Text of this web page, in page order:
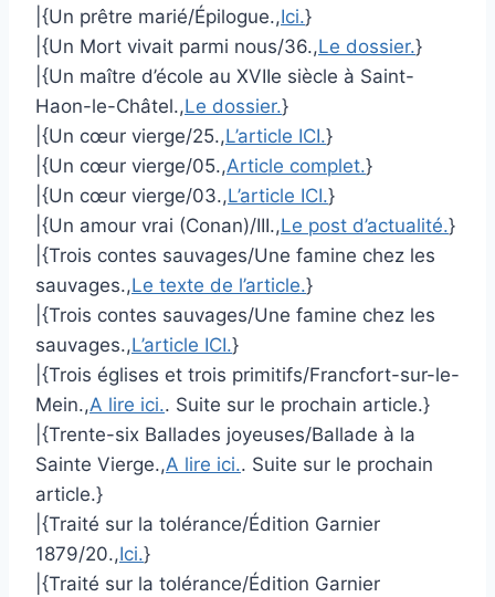
|{Un prêtre marié/Épilogue.,Ici.}
|{Un Mort vivait parmi nous/36.,Le dossier.}
|{Un maître d’école au XVIIe siècle à Saint-
Haon-le-Châtel.,Le dossier.}
|{Un cœur vierge/25.,L’article ICI.}
|{Un cœur vierge/05.,Article complet.}
|{Un cœur vierge/03.,L’article ICI.}
|{Un amour vrai (Conan)/III.,Le post d’actualité.}
|{Trois contes sauvages/Une famine chez les
sauvages.,Le texte de l’article.}
|{Trois contes sauvages/Une famine chez les
sauvages.,L’article ICI.}
|{Trois églises et trois primitifs/Francfort-sur-le-
Mein.,A lire ici.. Suite sur le prochain article.}
|{Trente-six Ballades joyeuses/Ballade à la
Sainte Vierge.,A lire ici.. Suite sur le prochain
article.}
|{Traité sur la tolérance/Édition Garnier
1879/20.,Ici.}
|{Traité sur la tolérance/Édition Garnier